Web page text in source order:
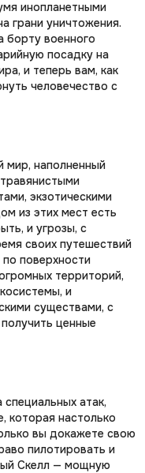
инопланетными
грани уничтожения.
борту военного
посадку на
и теперь вам, как
человечество с
мир, наполненный
экзотическими
из этих мест есть
и угрозы, с
своих путешествий
поверхности
территорий,
и
существами, с
ценные
атак,
которая настолько
вы докажете свою
пилотировать и
Скелл — мощную